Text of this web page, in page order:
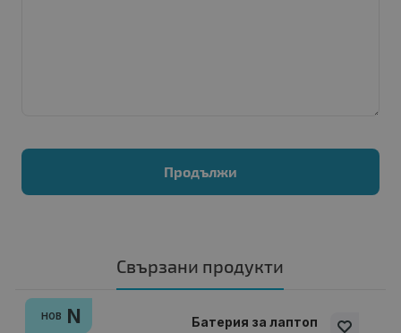
Продължи
Свързани продукти
НОВ N
Батерия за лаптоп